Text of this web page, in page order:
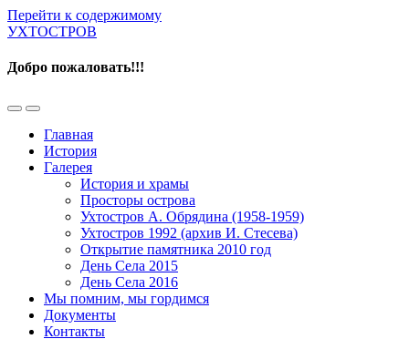
Перейти к содержимому
УХТОСТРОВ
Добро пожаловать!!!
Переключить
мобильное
меню
Переключить
поле
поиска
Главная
История
Галерея
История и храмы
Просторы острова
Ухтостров А. Обрядина (1958-1959)
Ухтостров 1992 (архив И. Стесева)
Открытие памятника 2010 год
День Села 2015
День Села 2016
Мы помним, мы гордимся
Документы
Контакты